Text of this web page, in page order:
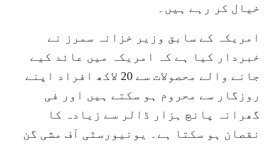
خیال کر رہے ہیں۔
امریکہ کے سابق وزیر خزانہ سمرز نے
خبردار کیا ہے کہ امریکہ میں عائد کیے
جانے والے محصولات سے 20 لاکھ افراد اپنے
روزگار سے محروم ہو سکتے ہیں اور فی
گھرانہ پانچ ہزار ڈالر سے زیادہ کا
نقصان ہو سکتا ہے۔ یونیورسٹی آف مشی گن